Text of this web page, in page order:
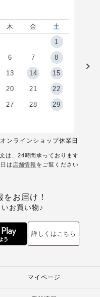
木 金
土
1
6 7 8
13 14 15
20 21 22
27 28 29
オンラインショップ休業日
は、24時間承っております
は 店舗情報 をご覧ください
お届け！
お買い物♪
詳しくはこちら
マイページ